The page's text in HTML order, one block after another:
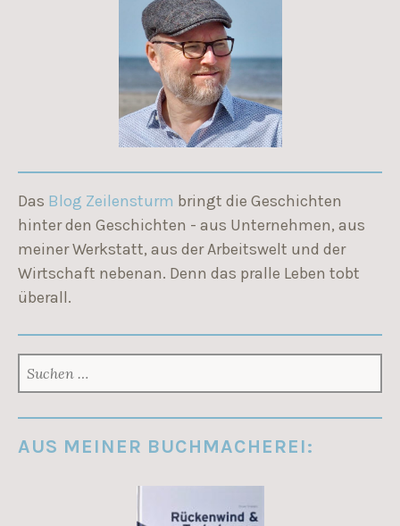
Das Blog Zeilensturm bringt die Geschichten
hinter den Geschichten - aus Unternehmen, aus
meiner Werkstatt, aus der Arbeitswelt und der
Wirtschaft nebenan. Denn das pralle Leben tobt
überall.
NACH:
AUS MEINER BUCHMACHEREI: